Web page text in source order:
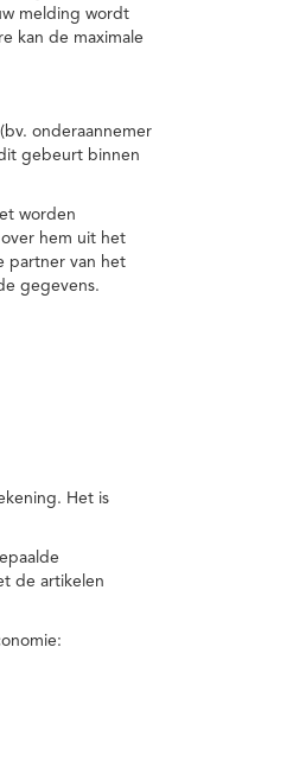
melding wordt
kan de maximale
onderaannemer
gebeurt binnen
worden
hem uit het
partner van het
gegevens.
Het is
de artikelen